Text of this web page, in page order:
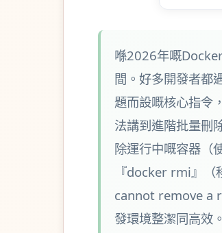
喺2026年嘅
間。好多開發者都
題而設嘅核心指令
法講到進階批量刪
除運行中嘅容器（
『docker rmi』
cannot remove a
發環境整潔同高效。